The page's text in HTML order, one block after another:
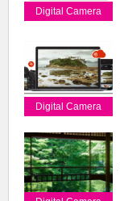
Digital Camera
Digital Camera